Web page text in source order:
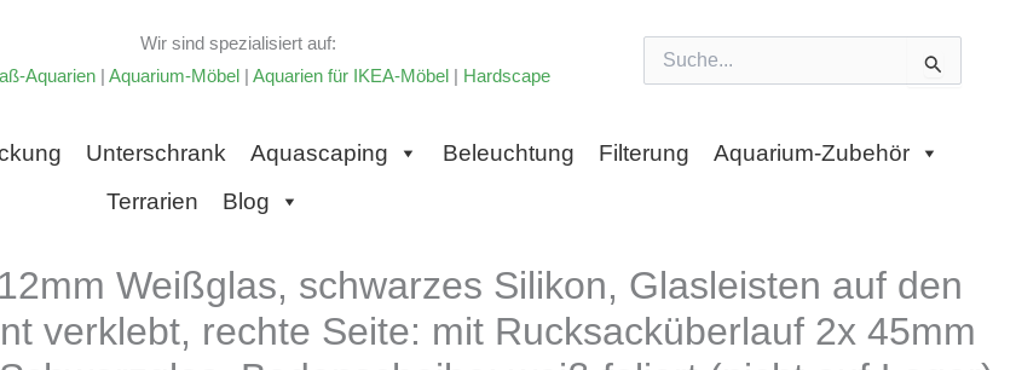
Wir sind spezialisiert auf:
Aquarien | Aquarium-Möbel | Aquarien für IKEA-Möbel | Hardscape
nach:
Unterschrank Aquascaping Beleuchtung Filterung
Aquarium-Zubehör
Terrarien
Blog
Weißglas, schwarzes Silikon, Glasleisten auf den
verklebt, rechte Seite: mit Rucksacküberlauf 2x 45mm